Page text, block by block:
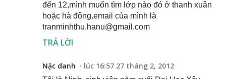
đến 12,mình muốn tìm lớp nào đó ở thanh xuân
hoặc hà đông.email của mình là
tranminhthu.hanu@gmail.com
TRẢ LỜI
Nặc danh lúc 16:57 27 tháng 2, 2012